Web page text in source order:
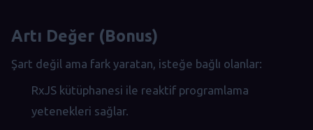
Artı Değer (Bonus)
Şart değil ama fark yaratan, isteğe bağlı olanlar:
RxJS kütüphanesi ile reaktif programlama
yetenekleri sağlar.